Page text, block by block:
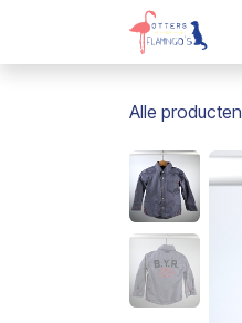
Overslaan naar inhoud
Alle producten